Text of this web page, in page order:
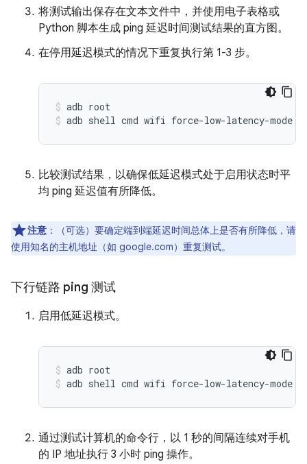
将测试输出保存在文本文件中，并使用电子表格或
Python 脚本生成 ping 延迟时间测试结果的直方图。
在停用延迟模式的情况下重复执行第 1-3 步。
adb root
adb shell cmd wifi force-low-latency-mode
比较测试结果，以确保低延迟模式处于启用状态时平
均 ping 延迟值有所降低。
注意 ：（可选）要确定端到端延迟时间总体上是否有所降低，请
使用知名的主机地址（如 google.com）重复测试。
下行链路 ping 测试
启用低延迟模式。
adb root
adb shell cmd wifi force-low-latency-mode
通过测试计算机的命令行，以 1 秒的间隔连续对手机
的 IP 地址执行 3 小时 ping 操作。